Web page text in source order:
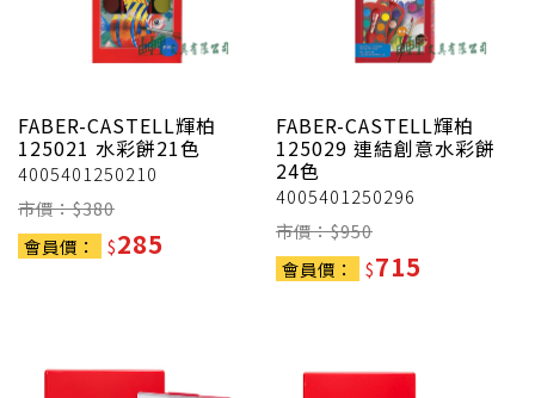
FABER-CASTELL輝柏
125021 水彩餅21色
4005401250210
市價：$380
會員價：
$285
FABER-CASTELL輝柏
125029 連結創意水彩餅
24色
4005401250296
市價：$950
會員價：
$715